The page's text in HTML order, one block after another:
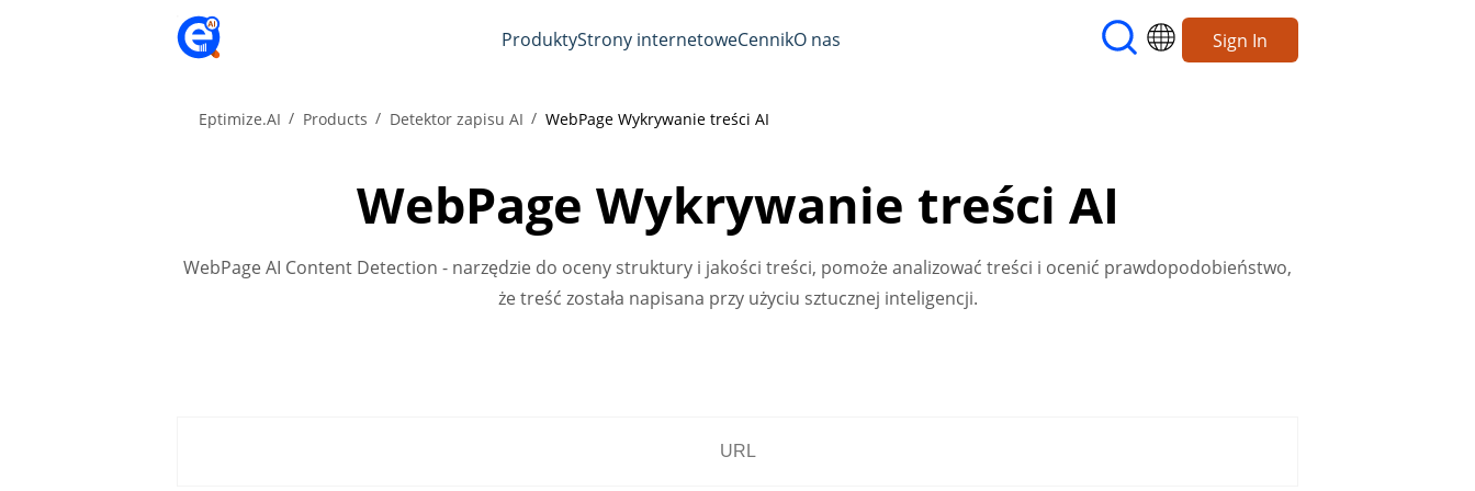
ProduktyStrony internetoweCennikO nas Sign In
Eptimize.AI Products Detektor zapisu AI WebPage Wykrywanie treści AI
WebPage Wykrywanie treści AI
WebPage AI Content Detection - narzędzie do oceny struktury i jakości treści, pomoże analizować treści i ocenić prawdopodobieństwo,
że treść została napisana przy użyciu sztucznej inteligencji.